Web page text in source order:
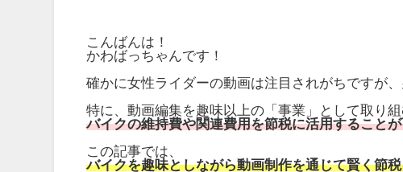
こんばんは！
かわばっちゃんです！
確かに女性ライダーの動画は注目されがちですが
特に、動画編集を趣味以上の「事業」として取り組
バイクの維持費や関連費用を節税に活用すること
この記事では、
バイクを趣味としながら動画制作を通じて賢く節